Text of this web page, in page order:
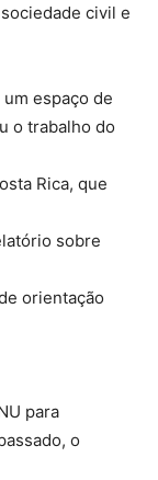
civil e
espaço de
o trabalho do
Rica, que
sobre
orientação
para
o